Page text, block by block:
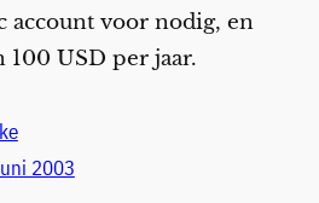
account voor nodig, en
100 USD per jaar.
2003